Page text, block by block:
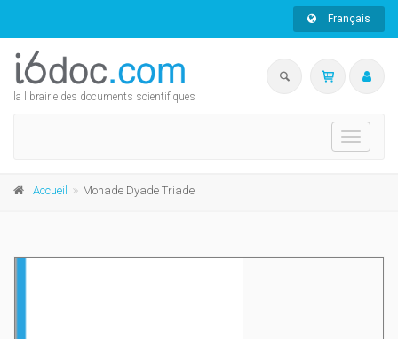
Français
la librairie des documents scientifiques
Toggle
Accueil Monade Dyade Triade